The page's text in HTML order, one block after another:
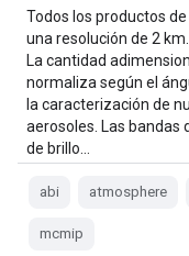
Todos los productos
una resolución de 2
La cantidad
normaliza según el
la caracterización de
aerosoles. Las bandas
de brillo…
abi atmosphere
mcmip